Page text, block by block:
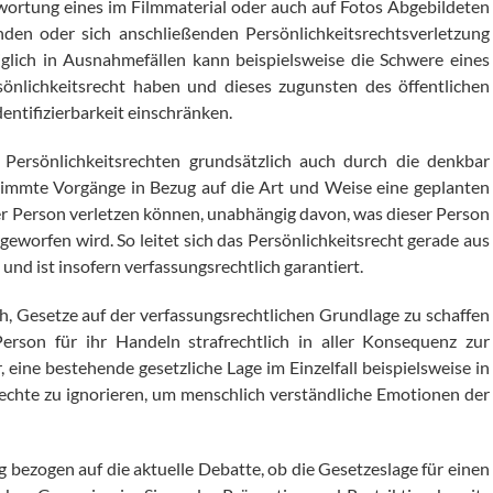
eines im Filmmaterial oder auch auf Fotos Abgebildeten
oder sich anschließenden Persönlichkeitsrechtsverletzung
in Ausnahmefällen kann beispielsweise die Schwere eines
haben und dieses zugunsten des öffentlichen
einschränken.
grundsätzlich auch durch die denkbar
Vorgänge in Bezug auf die Art und Weise eine geplanten
verletzen können, unabhängig davon, was dieser Person
wird. So leitet sich das Persönlichkeitsrecht gerade aus
ist insofern verfassungsrechtlich garantiert.
Gesetze auf der verfassungsrechtlichen Grundlage zu schaffen
für ihr Handeln strafrechtlich in aller Konsequenz zur
bestehende gesetzliche Lage im Einzelfall beispielsweise in
zu ignorieren, um menschlich verständliche Emotionen der
auf die aktuelle Debatte, ob die Gesetzeslage für einen